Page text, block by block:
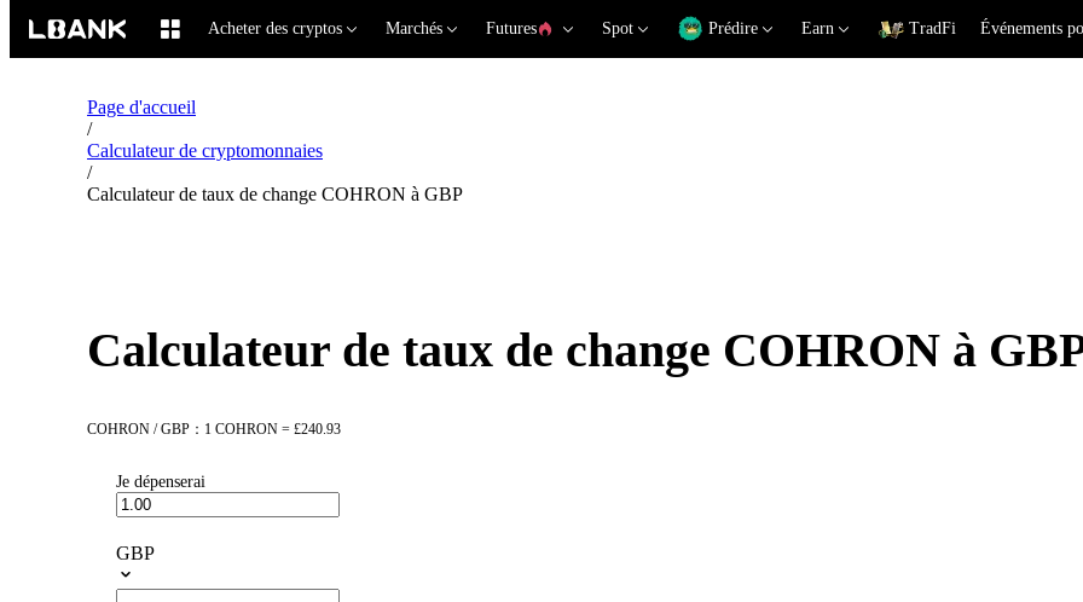
Acheter des cryptos Marchés Futures Spot Prédire Earn TradFi Événements
Page d'accueil
/
Calculateur de cryptomonnaies
/
Calculateur de taux de change COHRON à GBP
Calculateur de taux de change COHRON à
COHRON / GBP：1 COHRON = £240.93
Je dépenserai
GBP